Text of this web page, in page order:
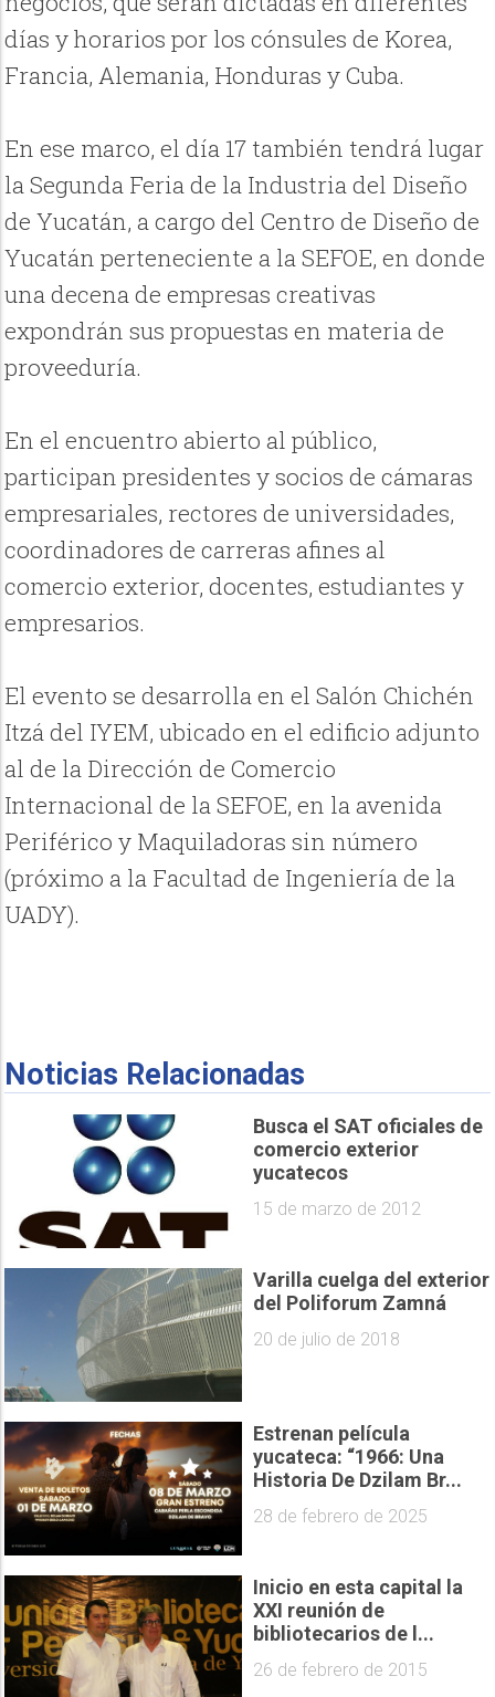
días y horarios por los cónsules de Korea,
Francia, Alemania, Honduras y Cuba.
En ese marco, el día 17 también tendrá lugar
la Segunda Feria de la Industria del Diseño
de Yucatán, a cargo del Centro de Diseño de
Yucatán perteneciente a la SEFOE, en donde
una decena de empresas creativas
expondrán sus propuestas en materia de
proveeduría.
En el encuentro abierto al público,
participan presidentes y socios de cámaras
empresariales, rectores de universidades,
coordinadores de carreras afines al
comercio exterior, docentes, estudiantes y
empresarios.
El evento se desarrolla en el Salón Chichén
Itzá del IYEM, ubicado en el edificio adjunto
al de la Dirección de Comercio
Internacional de la SEFOE, en la avenida
Periférico y Maquiladoras sin número
(próximo a la Facultad de Ingeniería de la
UADY).
Noticias Relacionadas
Busca el SAT oficiales de
comercio exterior
yucatecos
15 de marzo de 2012
Varilla cuelga del exterior
del Poliforum Zamná
20 de julio de 2018
Estrenan película
yucateca: “1966: Una
Historia De Dzilam Br...
28 de febrero de 2025
Inicio en esta capital la
XXI reunión de
bibliotecarios de l...
26 de febrero de 2015